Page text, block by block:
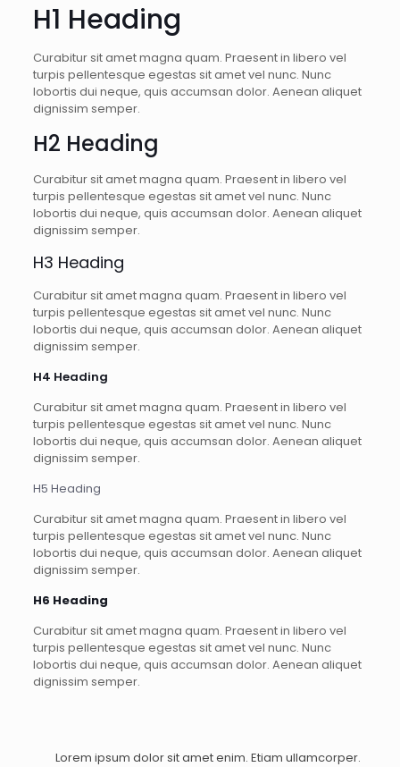
H1 Heading
Curabitur sit amet magna quam. Praesent in libero vel
turpis pellentesque egestas sit amet vel nunc. Nunc
lobortis dui neque, quis accumsan dolor. Aenean aliquet
dignissim semper.
H2 Heading
Curabitur sit amet magna quam. Praesent in libero vel
turpis pellentesque egestas sit amet vel nunc. Nunc
lobortis dui neque, quis accumsan dolor. Aenean aliquet
dignissim semper.
H3 Heading
Curabitur sit amet magna quam. Praesent in libero vel
turpis pellentesque egestas sit amet vel nunc. Nunc
lobortis dui neque, quis accumsan dolor. Aenean aliquet
dignissim semper.
H4 Heading
Curabitur sit amet magna quam. Praesent in libero vel
turpis pellentesque egestas sit amet vel nunc. Nunc
lobortis dui neque, quis accumsan dolor. Aenean aliquet
dignissim semper.
H5 Heading
Curabitur sit amet magna quam. Praesent in libero vel
turpis pellentesque egestas sit amet vel nunc. Nunc
lobortis dui neque, quis accumsan dolor. Aenean aliquet
dignissim semper.
H6 Heading
Curabitur sit amet magna quam. Praesent in libero vel
turpis pellentesque egestas sit amet vel nunc. Nunc
lobortis dui neque, quis accumsan dolor. Aenean aliquet
dignissim semper.
Lorem ipsum dolor sit amet enim. Etiam ullamcorper.